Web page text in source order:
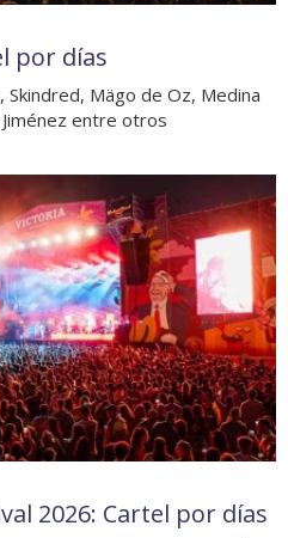
por días
Mägo de Oz, Medina
entre otros
2026: Cartel por días